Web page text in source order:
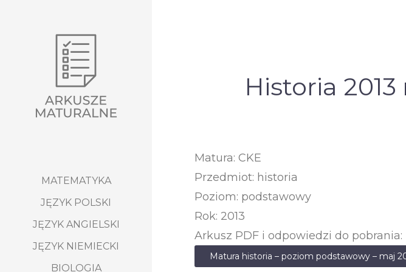
MATEMATYKA
JĘZYK POLSKI
JĘZYK ANGIELSKI
JĘZYK NIEMIECKI
BIOLOGIA
Historia
Matura: CKE
Przedmiot: historia
Poziom: podstawowy
Rok: 2013
Arkusz PDF i odpowiedzi do pobrania:
Matura historia – poziom podstawowy – maj